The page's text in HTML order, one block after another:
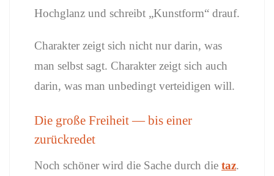
Hochglanz und schreibt „Kunstform“ drauf.
Charakter zeigt sich nicht nur darin, was
man selbst sagt. Charakter zeigt sich auch
darin, was man unbedingt verteidigen will.
Die große Freiheit — bis einer
zurückredet
Noch schöner wird die Sache durch die taz.